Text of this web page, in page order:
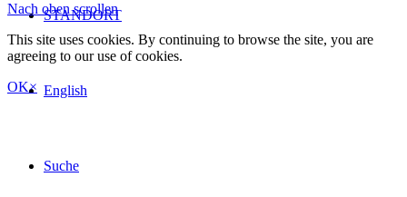
STANDORT
English
Suche
Nach oben scrollen
This site uses cookies. By continuing to browse the site, you are
agreeing to our use of cookies.
OK×